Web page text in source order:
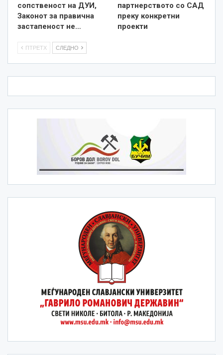
сопственост на ДУИ,
Законот за правична
застапеност не…
партнерството со САД
преку конкретни
проекти
ПТРЕТХ СЛЕДНО